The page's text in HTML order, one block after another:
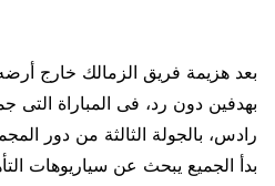
بعد هزيمة فريق الزمالك خارج
بهدفين دون رد، فى المباراة
رادس، بالجولة الثالثة من دور
بدأ الجميع يبحث عن سياريوهات